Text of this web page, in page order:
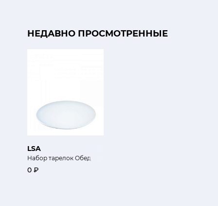
НЕДАВНО ПРОСМОТРЕННЫЕ
LSA
Набор тарелок Обед
0 ₽